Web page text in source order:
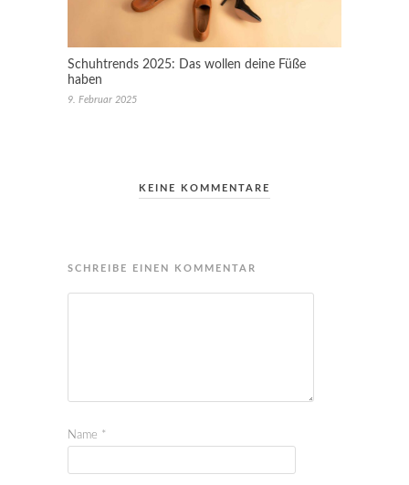
Schuhtrends 2025: Das wollen deine Füße
haben
9. Februar 2025
KEINE KOMMENTARE
SCHREIBE EINEN KOMMENTAR
Name *